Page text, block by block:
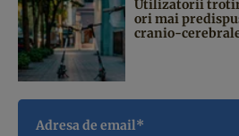
Utilizatorii
ori mai
cranio-
Adresa de email*